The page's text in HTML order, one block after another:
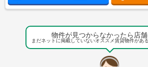
物件が見つからなかったら店
まだネットに掲載していないオススメ賃貸物件があ